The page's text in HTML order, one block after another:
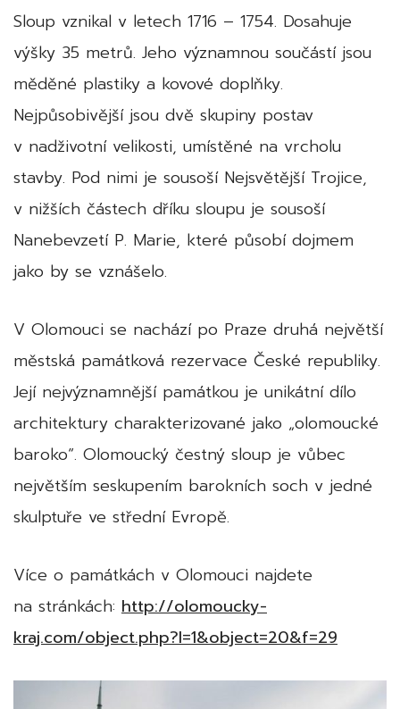
Sloup vznikal v letech 1716 – 1754. Dosahuje
výšky 35 metrů. Jeho významnou součástí jsou
měděné plastiky a kovové doplňky.
Nejpůsobivější jsou dvě skupiny postav
v nadživotní velikosti, umístěné na vrcholu
stavby. Pod nimi je sousoší Nejsvětější Trojice,
v nižších částech dříku sloupu je sousoší
Nanebevzetí P. Marie, které působí dojmem
jako by se vznášelo.
V Olomouci se nachází po Praze druhá největší
městská památková rezervace České republiky.
Její nejvýznamnější památkou je unikátní dílo
architektury charakterizované jako „olomoucké
baroko“. Olomoucký čestný sloup je vůbec
největším seskupením barokních soch v jedné
skulptuře ve střední Evropě.
Více o památkách v Olomouci najdete
na stránkách: http://olomoucky-
kraj.com/object.php?l=1&object=20&f=29